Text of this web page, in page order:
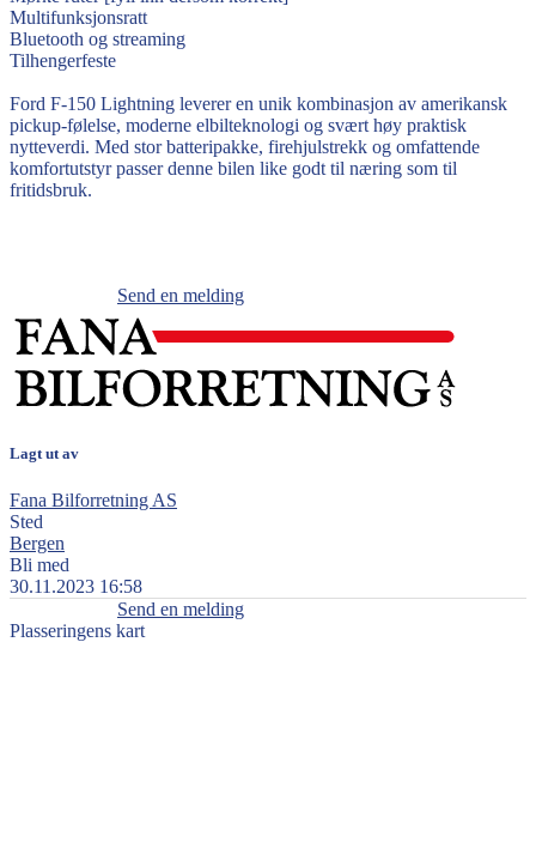
Multifunksjonsratt
Bluetooth og streaming
Tilhengerfeste
Ford F-150 Lightning leverer en unik kombinasjon av amerikansk
pickup-følelse, moderne elbilteknologi og svært høy praktisk
nytteverdi. Med stor batteripakke, firehjulstrekk og omfattende
komfortutstyr passer denne bilen like godt til næring som til
fritidsbruk.
Send en melding
Lagt ut av
Fana Bilforretning AS
Sted
Bergen
Bli med
30.11.2023 16:58
Send en melding
Plasseringens kart